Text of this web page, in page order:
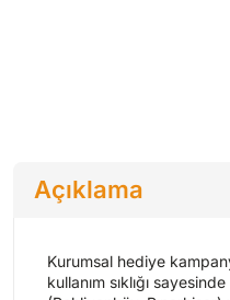
Açıklama
Kurumsal hediye
kullanım sıklığı